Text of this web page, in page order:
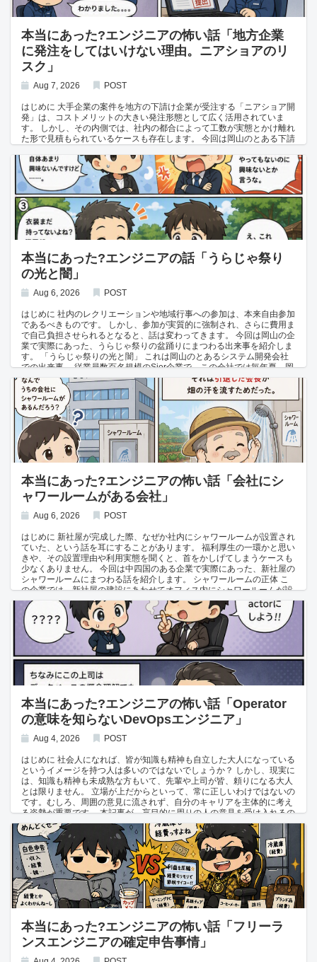
の態度が一変し、急に前向きな姿勢を見せるA社PL。 その落差の大きさ
に、周囲は言葉を失った。 雰囲気を察したA社エンジニアが、慌ててフ
ォローに入る。 A社エンジニア 😅 「と、とりあえず詳細は持ち帰らせ
ていただいて、ご提案させていただきますね。」 打合せはひとまずその
場を収める形で終わったが、顧客のA社に対する印象は、決して良いも
のではなかった。 解説 このトラブルの根本原因は、A社PLが「要件を
理解できていない」ことそのものではなく、それを指摘されたときに、
理解不足を認めずに取り繕おうとしたことにあります。 「まだ要件がプ
アー」という発言は、顧客の説明不足を暗に示唆するもので、責任を相
手に転嫁するニュアンスを含んでいます。 また、顧客の補足説明を遮っ
て「分かっている」と主張したり、言葉を復唱・言い換えするだけで実
質的な回答を避けたりする行動は、理解できていないことを隠そうとす
るあまり、逆に理解できていないことを露呈させてしまう典型的なパタ
ーンです。 顧客側も最初は好意的に補足していましたが、やり取りが重
なるうちに「この人は本当に理解しているのか」という疑念を強めてい
きました。 そして最後に核心を問われた瞬間、それまでの姿勢とはうら
はらに前向きな態度に切り替えたことで、それまでの言動が「その場を
取り繕うためのもの」であったことを、結果的に自ら証明してしまいま
した。 こうした場面では、理解できていないことを素直に認め、「その
点については確認させてください」と伝える方が、よほど信頼を損なわ
ずに済みます。
漂っていた。 PLは、要領の悪さで社内でも有名な人物で、進捗管理や
資料作成をいつもぎりぎりまで溜め込んでしまう癖があった。 後輩のD
さんは、ノリの軽さで周囲から「ちゃらお」と呼ばれるタイプで、久し
ぶりの休日に自宅でゆっくりくつろいでいた。 すると、スマートフォン
にPLからの着信が入る。 Dさん 😌 「はい、Dっす。」 PL 😐 「明日、
顧客向けの報告資料を作らないといけなくてさ。今日中に仕上げたいん
だよね。」 PL 😊 「いや、Dが作ったドキュメントとかプログラムのこ
と、分からないところがあったらすぐ聞きたいから、そっち行ってい
い？」 Dさん 😆 「家っすか？別にいいっすよー、散らかってますけ
ど。」 PL 😊 「うん、近くまで来てるんだ。」 すでに移動を始めていた
PLは、そのままDさんの自宅に到着する。 本来であれば会社の設備で行
うべき作業を、部下の自宅の私的な空間で、しかも休日にこなす状況
を、PL自身が作り出していたのである。 PLはノートPCを広げ、資料作
成に取りかかった。 PL 😅 「あー、この処理どうなってたっけ……。ち
ょっと聞いていい？」 Dさん 😐 「ああ、それはこういう処理っす
よ。」 質問に答えながらも、Dさんは何をするでもなく手持ち無沙汰に
なっていた。 すると、ちょうどそこへ別のプロジェクトで一緒だった他
社のメンバーから連絡が入る。 自社メンバー 📱 「暇してるなら麻雀し
ない？」 Dさん 😆 「お、いいっすね！ちょっとうちに来てください
よ。」 Dさんは自分の家であることをいいことに、プロジェクトとは無
関係の自社メンバーたちを呼び寄せ、ノリノリでリビングの隅に雀卓を
用意して麻雀を始めてしまった。 牌をかき混ぜる音と談笑が響く隣で、
PLはエアコンの効きが悪い部屋の中、額に汗をにじませながら黙々と資
料作成を続けていた。 Dさん 😆 「お、リーチ！」 自社メンバー 😂
「まじかよ、また負けた。」 数時間後、ようやく資料が仕上がったとこ
ろで、PLは疲れた様子で切り出した。 PL 😮‍💨 「なんとか終わった
よ……。じゃあ、また明日会社でよろしく。」 Dさん 😆 「お疲れさま
っす！気をつけて帰ってくださいねー。」 解説 百歩譲って休日に作業
まとめておいてほしい」と後輩に指示しておけば、わざわざ部下の自宅
にいく必要はなかったはずです。
本当にあった?エンジニアの怖い話「地方企業
に発注をしてはいけない理由。ニアショアのリ
スク」
Aug 7, 2026 POST
はじめに 大手企業の案件を地方の下請け企業が受注する「ニアショア開
発」は、コストメリットの大きい発注形態として広く活用されていま
す。 しかし、その内側では、社内の都合によって工数が実態とかけ離れ
た形で見積もられているケースも存在します。 今回は岡山のとある下請
「工数を2週間にしろ」と言われた若手エンジニア これは、大手SIerで
ある富士通の案件を受注している、岡山のとある下請けIT企業での出来
事。 ある日、若手エンジニアが新規案件の見積もりを行っていた。 若
手エンジニア 🙂 「この作業は設定ファイルを修正するだけだから、1日
あれば十分だな。動作確認とバッファを含めて3人日で見積もっておこ
う。」 若手エンジニア 😅 （これでもだいぶ多めに見てるけど……。）
すると、隣の席で作業をしていたベテラン社員がその見積もりに気づ
く。 ベテラン社員 😏 「おいおい、それじゃ工数が少なすぎるよ。2週
それくらいですよね？」 若手エンジニア 😰 （3人日でもだいぶとりす
ぎのつもりだったのに……。） ベテラン社員 😏 「それじゃうちの利益
にならないから。」（ヘラヘラしながら鼻で笑う） 若手エンジニア 😞
「わかりました……。」 納得はいかないまま、若手エンジニアは2週間
分の工数で見積もりを作成することになった。 その後、この見積もりは
そのまま顧客へ提出され、無事に発注を受けた。 若手エンジニアは指示
された通りに、2週間かけて作業を進め、完了後に顧客への作業報告を
行った。 顧客 🤨 「ん？ この作業って設定ファイルを変更するだけ
で、コード修正は入ってないですよね？ なんで2週間もかかったんで
すか？」 若手エンジニア 😨 「えっと、それは……。」（ちらっとベテ
ラン社員の方を見る） ベテラン社員 😶 （ぷいっとそっぽを向いて知ら
べて若手エンジニア一人が背負うことになり、水増しを指示したベテラ
ン社員は素知らぬ顔で自分の作業に戻っていった。 解説 今回のケース
のように、実際の作業量とかけ離れた工数を見積もりに乗せる背景に
は、下請け企業側の「利益確保」という社内事情が存在します。
本当にあった?エンジニアの話「うらじゃ祭り
の光と闇」
Aug 6, 2026 POST
はじめに 社内のレクリエーションや地域行事への参加は、本来自由参加
であるべきものです。 しかし、参加が実質的に強制され、さらに費用ま
で自己負担させられるとなると、話は変わってきます。 今回は岡山の企
業で実際にあった、うらじゃ祭りの盆踊りにまつわる出来事を紹介しま
す。 「うらじゃ祭りの光と闇」 これは岡山のとあるシステム開発会社
での出来事。 従業員数百名規模のSier企業で、この会社では毎年夏、岡
山の風物詩である「うらじゃ祭り」の盆踊りに、会社として団体で参加
するのが恒例行事となっていた。 表向きは「地域交流」「社内の親睦」
を目的としたレクリエーション活動であり、就業規則上も参加は任意と
されていた。 ある年、入社1年目の新人達に集合がかけられた。 先輩B
😐 「新人はうらじゃに参加してもらいます。練習は今週土曜にやりま
す。参加者は各自準備お願いします。」 新人A 🙂 「任意参加なんですよ
ね？正直、うらじゃ自体あまり興味ないんですけど……。」 先輩B 😠
「は？やってみたら面白さがわかるから！やってもないのに興味ないと
か言うな。」 新人A 😨 「す、すみません……。」 先輩B 😊 「もちろん
参加は任意だよ。まあ、みんな出てるけどね。」 新人A 🤔 「（貴重な休
日が……。）」 練習が始まった当日。 先輩B 😊 「Aくん、衣装まだ持
ってないよね？購買部で買っといて。」 新人A 😳 「え、これ自分で買
うんですか……？」 先輩B 😐 「そうそう、みんな自費で用意してる
よ。1万円くらいかな。」 Aは驚いたが、周りの先輩たちも当然のよう
練習は連日、休日に行われた。 新人A 😩 （今日も練習か……休日出勤
もつかないし。） 先輩C 😅 「まあ毎年恒例だからね。うちの部は昔か
ら皆勤で出てるし。」 新人A 😶 「皆勤……ですか。」 祭り本番当日。
猛暑の中、嫌な顔で衣装を着て踊る新人たちの姿を、会社の先輩達が観
覧席から満足げに眺めていた。 先輩B 😄 「うらじゃって素敵やん。」
解説 制度上「任意参加」とされているイベントであっても、実際には職
場の空気や上司の視線によって、事実上の強制力が生まれてしまうこと
は珍しくありません。 こうした状況は、個々の発言や指示自体には明確
な強制の言葉が含まれていないため、後から「強制ではなかった」と説
明されてしまいがちです。 しかし、実質的な参加率や、断った場合の周
囲の反応を見れば、その職場における「任意」という言葉の実態が見え
てきます。 うらじゃ祭り自体は、岡山を代表する素晴らしい伝統文化で
あり、地域を盛り上げる魅力的な催しです。 だからこそ、その価値観や
参加意欲を職場の空気で他人に押し付けるのではなく、一人ひとりの意
思を尊重した形で継承していってほしいものです。 価値観は人それぞれ
であり、興味を持てない人がいることも自然なことだと理解した上で、
本当に楽しみたい人たちの手によって、この伝統が気持ちよく次の世代
へ受け継がれていくことを願います。
本当にあった?エンジニアの怖い話「会社にシ
ャワールームがある会社」
Aug 6, 2026 POST
はじめに 新社屋が完成した際、なぜか社内にシャワールームが設置され
ていた、という話を耳にすることがあります。 福利厚生の一環かと思い
きや、その設置理由や利用実態を聞くと、首をかしげてしまうケースも
少なくありません。 今回は中四国のある企業で実際にあった、新社屋の
シャワールームにまつわる話を紹介します。 シャワールームの正体 こ
の企業では、新社屋の建設にあわせてオフィス内にシャワールームが設
けられました。 一般的な社員向けの福利厚生施設であれば納得もできま
すが、設置の経緯を聞くと事情は少し異なります。 このシャワールーム
は、すでに経営の一線から退いている経営者一族の要望によって作られ
たものでした。 引退後、畑仕事に精を出していた会長が、作業でかいた
汗をその場で流せるようにという理由で、会社の新社屋にシャワールー
ムを設置することになったといいます。 投資対効果への疑問 制度上は
従業員も利用できることになっているそうですが、実際に使っている社
員はほとんど見当たらないとのことです。 考えてみれば当然で、一般的
なシステムエンジニアが、オフィスで汗を流すほどの作業をする機会は
まずありません。 結果として、設置されたシャワールームは、ほぼ誰に
も使われないまま社内の一角を占めることになりました。 新社屋にシャ
ワールームを設置するとなれば、給排水設備の工事や、専用スペースの
確保など、決して小さくない投資が必要になります。 会社の資金は本
来、事業の成長や従業員の労働環境の改善のために使われるべきもので
ることが許容されてしまう体質は、同族経営やオーナー企業においてし
ばしば見られる問題の一つといえます。 まとめ 会社員として働く以
上、こうした組織のしがらみや、経営陣の意向に振り回される場面から
完全に逃れることは難しいものです。 そうした環境に悩まされ続けるの
であれば、独立してフリーランスとして働くという選択肢を検討してみ
るのも一つの手です。 会社の資金の使い方や組織の体質に一喜一憂する
ことなく、自分自身の裁量で仕事を選べる働き方も、キャリアの可能性
として視野に入れておきましょう。 関連記事 地方エンジニアにおすす
めのフリーランスエージェント
本当にあった?エンジニアの怖い話「Operator
の意味を知らないDevOpsエンジニア」
Aug 4, 2026 POST
はじめに 社会人になれば、皆が知識も精神も自立した大人になっている
というイメージを持つ人は多いのではないでしょうか？ しかし、現実に
は、知識も精神も未成熟な方もいて、先輩や上司が皆、頼りになる大人
とは限りません。 立場が上だからといって、常に正しいわけではないの
です。むしろ、周囲の意見に流されず、自分のキャリアを主体的に考え
る姿勢が重要です。 本記事が、盲目的に周りの人の意見を受け入れるの
ではなく、自分のキャリアを自分で判断するきっかけになれば幸いで
す。 本記事は、エンジニアや企業を貶めることを目的としたものではあ
りません。情報収集が困難な業界内情を提供し、今後のキャリアに役立
てていただくこと、そして業界への監査を行うことを目的としていま
す。 Operatorの意味を知らないDevOpsエンジニア これは富士通の下請
けの仕事をしているとある岡山県のシステム会社の話です。 DevOpsの
導入支援を行っていたプロジェクトでの出来事です。 上司🤔：「運用者
って英語で何て言うの？」 部下😐：「operatorです。」 上司😤：「な
んか違うなー。actorにしよう!!」 部下😐：「????」 業界では一般的な
英単語であるにもかかわらず、その意味を理解していない人がプロジェ
クトをマネジメントしているケースは少なくありません。 今回のケース
では、DevOpsプロジェクトに参画しているにもかかわらず、
「Operator」という言葉の意味を理解していませんでした。 誰でも最初
本当にあった?エンジニアの怖い話「フリーラ
ンスエンジニアの確定申告事情」